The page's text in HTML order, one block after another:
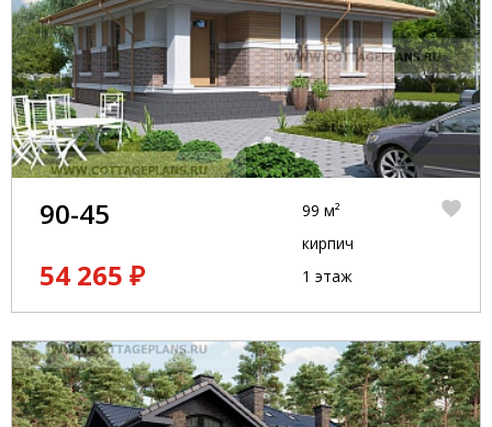
90-45
54 265 ₽
99 м²
кирпич
1 этаж